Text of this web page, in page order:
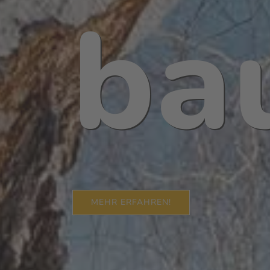
MEHR ERFAHREN!